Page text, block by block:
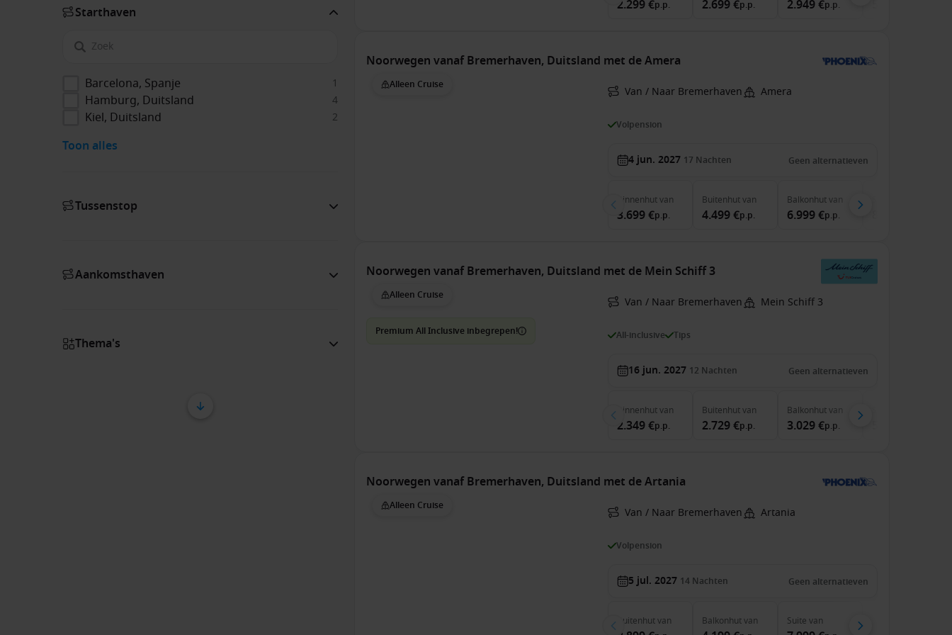
Start­haven
Barcelona, Spanje 1
Hamburg, Duitsland 4
Kiel, Duitsland 2
Toon alles
Tussenstop
Aankomsthaven
Thema's
2.299 €p.p. 2.699 €p.p. 2.949 €p.p.
Noorwegen vanaf Bremerhaven, Duitsland met de Amera
Alleen Cruise Van / Naar Bremerhaven Amera
Volpension
4 jun. 2027 17 Nachten Geen alternatieven
Binnenhutvan
3.699 €p.p.
Buitenhutvan
4.499 €p.p.
Balkonhutvan
6.999 €p.p.
Noorwegen vanaf Bremerhaven, Duitsland met de Mein Schiff 3
Alleen Cruise
Premium All Inclusive inbegrepen!
Van / Naar Bremerhaven Mein Schiff 3
All-inclusive Tips
16 jun. 2027 12 Nachten Geen alternatieven
Binnenhutvan
2.349 €p.p.
Buitenhutvan
2.729 €p.p.
Balkonhutvan
3.029 €p.p.
Noorwegen vanaf Bremerhaven, Duitsland met de Artania
Alleen Cruise Van / Naar Bremerhaven Artania
Volpension
5 jul. 2027 14 Nachten Geen alternatieven
Buitenhutvan Balkonhutvan Suite van